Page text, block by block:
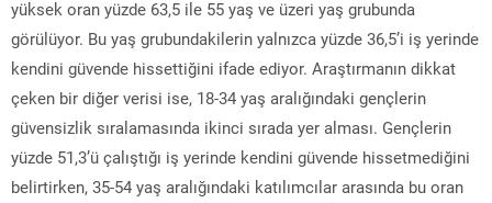
yüksek oran yüzde 63,5 ile 55 yaş ve üzeri yaş grubunda
görülüyor. Bu yaş grubundakilerin yalnızca yüzde 36,5’i iş yerinde
kendini güvende hissettiğini ifade ediyor. Araştırmanın dikkat
çeken bir diğer verisi ise, 18-34 yaş aralığındaki gençlerin
güvensizlik sıralamasında ikinci sırada yer alması. Gençlerin
yüzde 51,3’ü çalıştığı iş yerinde kendini güvende hissetmediğini
belirtirken, 35-54 yaş aralığındaki katılımcılar arasında bu oran